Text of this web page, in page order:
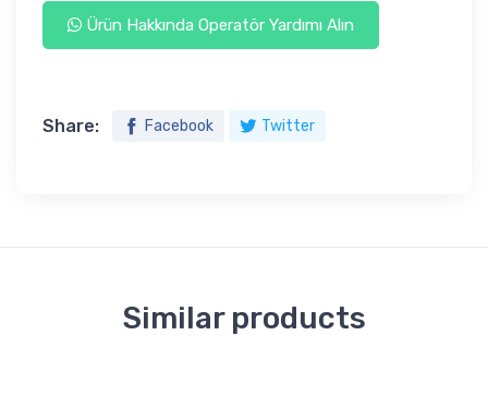
Ürün Hakkında Operatör Yardımı Alın
Share: Facebook Twitter
Similar products